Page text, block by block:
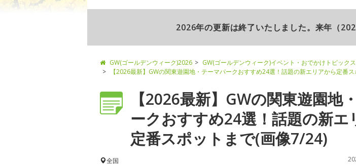
2026年の更新は終了いたしました。来年（
GW(ゴールデンウィーク)2026 GW(ゴールデンウィーク)イベント・おでかけトピックス
【2026最新】GWの関東遊園地・テーマパークおすすめ24選！話題の新エリアから定番
【2026最新】GWの関東遊園地
ークおすすめ24選！話題の新エ
定番スポットまで(画像7/24)
全国